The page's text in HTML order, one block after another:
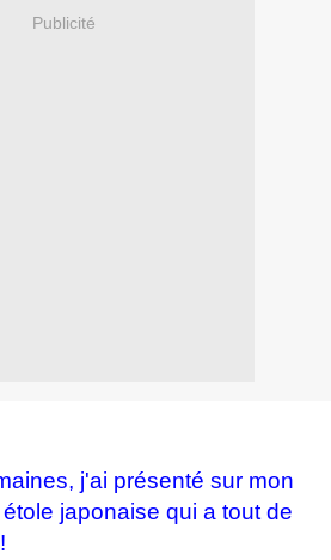
Publicité
j'ai présenté sur mon
japonaise qui a tout de